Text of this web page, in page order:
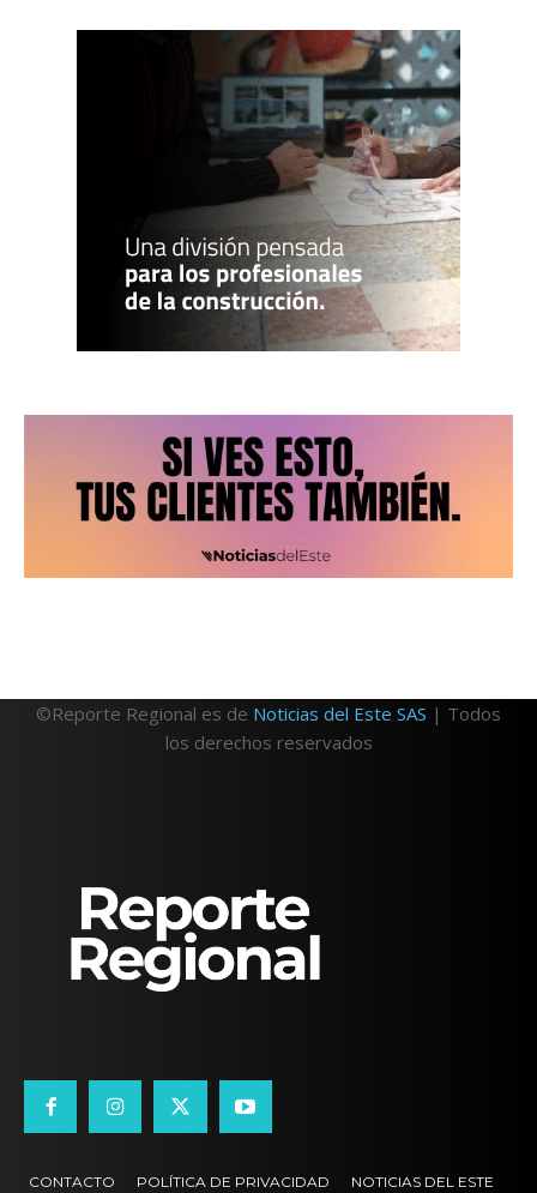
©Reporte Regional es de Noticias del Este SAS | Todos
los derechos reservados
CONTACTO POLÍTICA DE PRIVACIDAD NOTICIAS DEL ESTE